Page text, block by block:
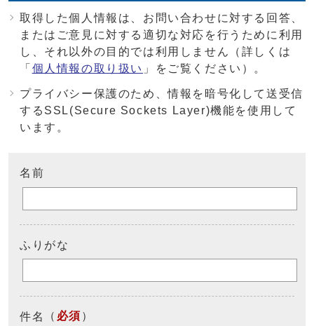
取得した個人情報は、お問い合わせに対する回答、
またはご意見に対する適切な対応を行うために利用
し、それ以外の目的では利用しません（詳しくは
「 個人情報の取り扱い 」をご覧ください）。
プライバシー保護のため、情報を暗号化して送受信
するSSL(Secure Sockets Layer)機能を使用して
います。
名前
ふりがな
件名 （ 必須 ）